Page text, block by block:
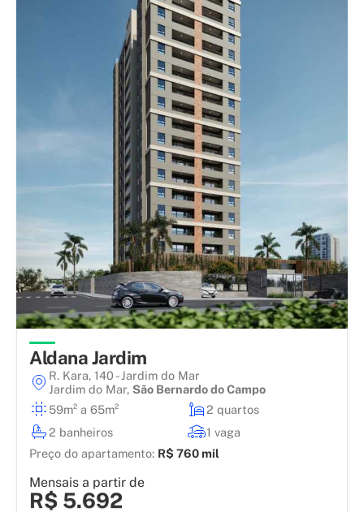
Aldana Jardim
R. Kara, 140 - Jardim do Mar
Jardim do Mar, São Bernardo do Campo
59m² a 65m²
2 quartos
2 banheiros
1 vaga
Preço do apartamento: R$ 760 mil
Mensais a partir de
R$ 5.692